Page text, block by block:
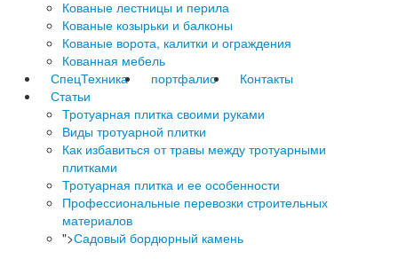
Кованые лестницы и перила
Кованые козырьки и балконы
Кованые ворота, калитки и ограждения
Кованная мебель
СпецТехника
портфалио
Контакты
Статьи
Тротуарная плитка своими руками
Виды тротуарной плитки
Как избавиться от травы между тротуарными
плитками
Тротуарная плитка и ее особенности
Профессиональные перевозки строительных
материалов
">Садовый бордюрный камень